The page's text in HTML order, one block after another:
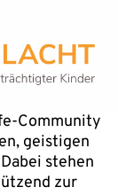
Community
geistigen
stehen
zur